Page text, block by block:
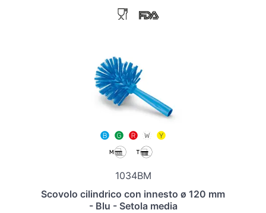
1034BM
Scovolo cilindrico con innesto ø 120 mm
- Blu - Setola media